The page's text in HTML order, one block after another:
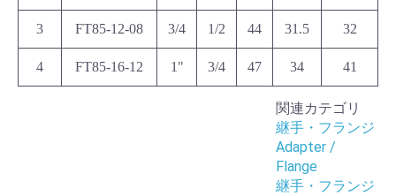
3 FT85-12-08 3/4 1/2 44 31.5 32
4 FT85-16-12 1" 3/4 47 34 41
関連カテゴリ
継手・フランジ
Adapter /
Flange
継手・フランジ